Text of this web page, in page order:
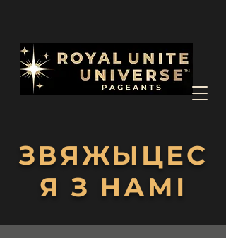
ЗВЯЖЫЦЕС
Я З НАМІ